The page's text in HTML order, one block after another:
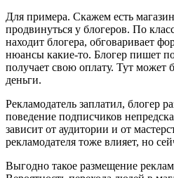
Для примера. Скажем есть
продвинуться у блогеров. По
находит блогера, обговаривает
нюансы какие-то. Блогер пишет
получает свою оплату. Тут может
деньги.
Рекламодатель заплатил, блогер
поведение подписчиков
зависит от аудитории и от
рекламодателя тоже влияет, но
Выгодно такое размещение